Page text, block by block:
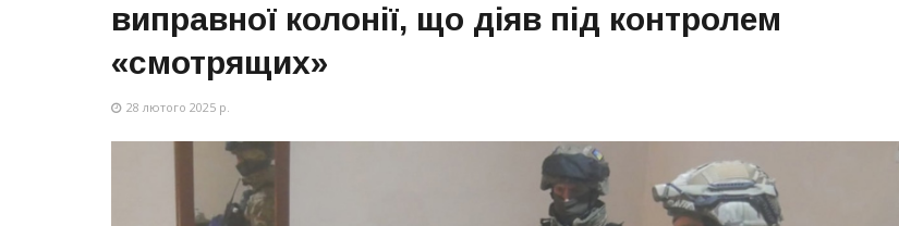
виправної колонії, що діяв під контролем
«смотрящих»
28 лютого 2025 р.